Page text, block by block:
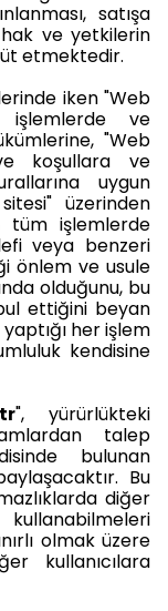
satışa
ve yetkilerin
etmektedir.
iken "Web
işlemlerde ve
"Web
koşullara ve
uygun
üzerinden
tüm işlemlerde
veya benzeri
önlem ve usule
olduğunu, bu
ettiğini beyan
yaptığı her işlem
kendisine
", yürürlükteki
talep
bulunan
Bu
diğer
olmak üzere
kullanıcılara